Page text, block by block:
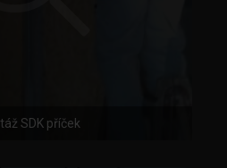
SDK příček